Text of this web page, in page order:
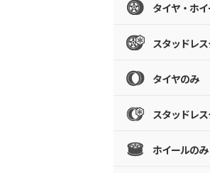
タイヤ・ホ
スタッドレ
タイヤのみ
スタッドレ
ホイールのみ